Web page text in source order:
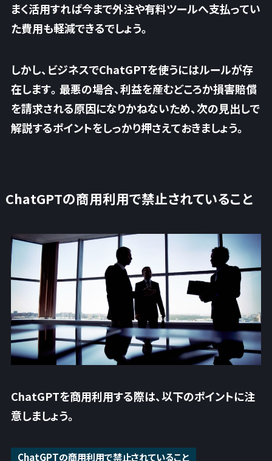
まく活用すれば今まで外注や有料ツールへ支払ってい
た費用も軽減できるでしょう。
しかし、ビジネスでChatGPTを使うにはルールが存
在します。最悪の場合、利益を産むどころか損害賠償
を請求される原因になりかねないため、次の見出しで
解説するポイントをしっかり押さえておきましょう。
ChatGPTの商用利用で禁止されていること
ChatGPTを商用利用する際は、以下のポイントに注
意しましょう。
ChatGPTの商用利用で禁止されていること